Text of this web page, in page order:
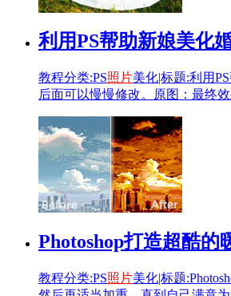
利用PS帮助新娘美化
教程分类:PS照片美化|标题:利用
后面可以慢慢修改。原图：最终
Photoshop打造超酷的
教程分类:PS照片美化|标题